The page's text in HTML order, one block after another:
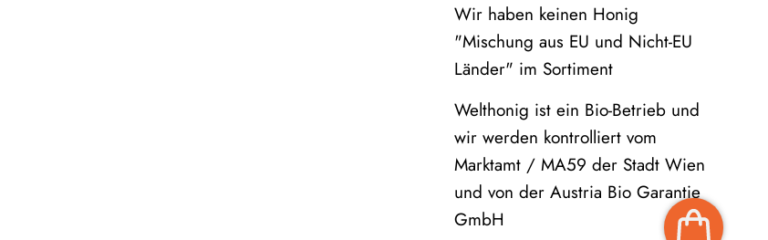
Wir haben keinen Honig
"Mischung aus EU und Nicht-EU
Länder" im Sortiment
Welthonig ist ein Bio-Betrieb und
wir werden kontrolliert vom
Marktamt / MA59 der Stadt Wien
und von der Austria Bio Garantie
GmbH